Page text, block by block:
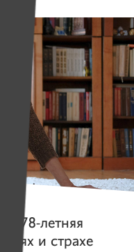
78-летняя
и страхе